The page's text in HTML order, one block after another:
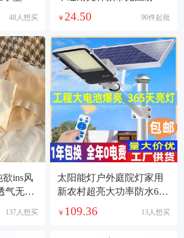
48人想买
摩托车超亮前照灯
￥24.50 90件起批
ins风
气无痕
137人想买
太阳能灯户外庭院灯家用
新农村超亮大功率防水6米
工程款照明路灯8
￥ 109.36 13人想买